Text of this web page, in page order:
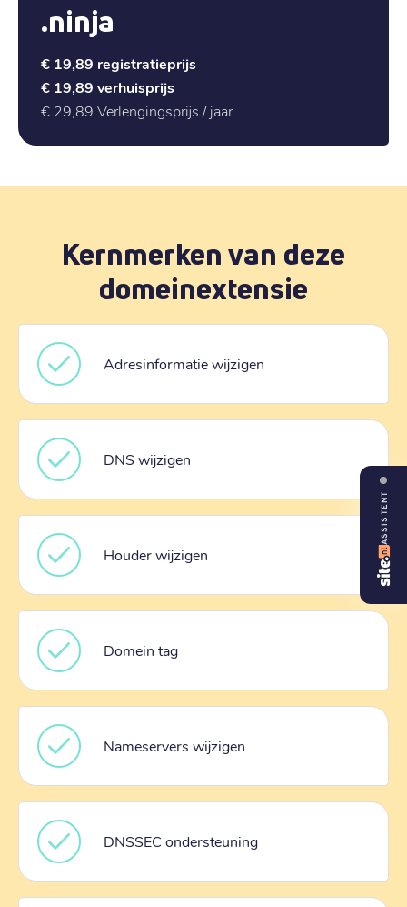
.ninja
€ 19,89 registratieprijs
€ 19,89 verhuisprijs
€ 29,89 Verlengingsprijs / jaar
Kernmerken van deze
domeinextensie
Adresinformatie wijzigen
DNS wijzigen
Houder wijzigen
Domein tag
Nameservers wijzigen
DNSSEC ondersteuning
ASSISTENT